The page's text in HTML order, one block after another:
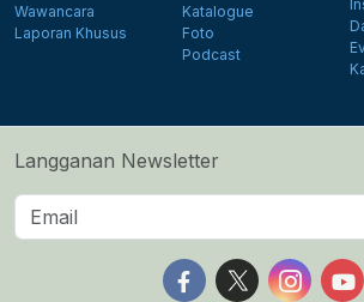
Wawancara
Laporan Khusus
Katalogue
Foto
Podcast
Langganan Newsletter
Follow us on
Follow us